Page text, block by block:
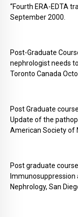
“Fourth ERA-EDTA
September 2000.
Post-Graduate
nephrologist needs
Toronto Canada
Post Graduate
Update of the
American Society of
Post graduate
Nephrology, San